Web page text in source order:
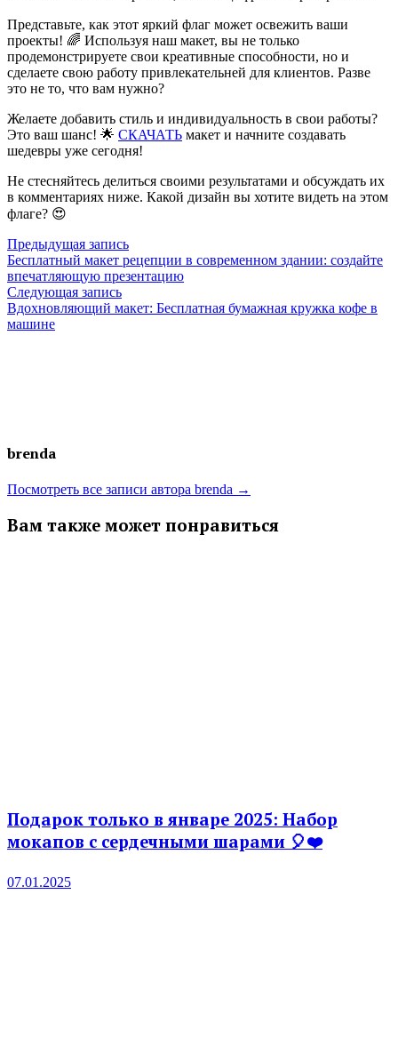
Представьте, как этот яркий флаг может освежить ваши
проекты! 🌈 Используя наш макет, вы не только
продемонстрируете свои креативные способности, но и
сделаете свою работу привлекательней для клиентов. Разве
это не то, что вам нужно?
Желаете добавить стиль и индивидуальность в свои работы?
Это ваш шанс! 🌟 СКАЧАТЬ макет и начните создавать
шедевры уже сегодня!
Не стесняйтесь делиться своими результатами и обсуждать их
в комментариях ниже. Какой дизайн вы хотите видеть на этом
флаге? 😍
Навигация
по
записям
Предыдущая записьПредыдущая
запись:
Бесплатный макет рецепции в современном здании: создайте
впечатляющую презентацию
Следующая записьСледующая
запись:
Вдохновляющий макет: Бесплатная бумажная кружка кофе в
машине
brenda
Посмотреть все записи автора brenda →
Вам также может понравиться
Подарок только в январе 2025: Набор
мокапов с сердечными шарами 🎈❤️
07.01.2025